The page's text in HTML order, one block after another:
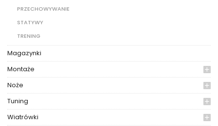
PRZECHOWYWANIE
STATYWY
TRENING
Magazynki
Montaże
Noże
Tuning
Wiatrówki